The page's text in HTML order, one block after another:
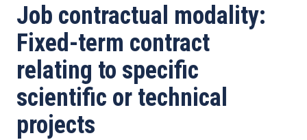
Job contractual modality:
Fixed-term contract
relating to specific
scientific or technical
projects